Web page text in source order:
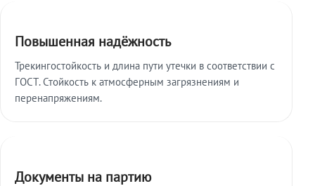
Повышенная надёжность
Трекингостойкость и длина пути утечки в соответствии с
ГОСТ. Стойкость к атмосферным загрязнениям и
перенапряжениям.
Документы на партию